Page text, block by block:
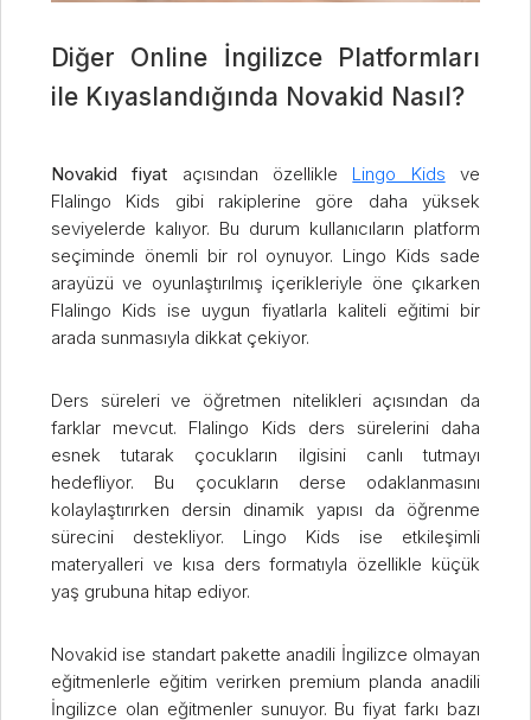
Diğer Online İngilizce Platformları
ile Kıyaslandığında Novakid Nasıl?
Novakid fiyat açısından özellikle Lingo Kids ve
Flalingo Kids gibi rakiplerine göre daha yüksek
seviyelerde kalıyor. Bu durum kullanıcıların platform
seçiminde önemli bir rol oynuyor. Lingo Kids sade
arayüzü ve oyunlaştırılmış içerikleriyle öne çıkarken
Flalingo Kids ise uygun fiyatlarla kaliteli eğitimi bir
arada sunmasıyla dikkat çekiyor.
Ders süreleri ve öğretmen nitelikleri açısından da
farklar mevcut. Flalingo Kids ders sürelerini daha
esnek tutarak çocukların ilgisini canlı tutmayı
hedefliyor. Bu çocukların derse odaklanmasını
kolaylaştırırken dersin dinamik yapısı da öğrenme
sürecini destekliyor. Lingo Kids ise etkileşimli
materyalleri ve kısa ders formatıyla özellikle küçük
yaş grubuna hitap ediyor.
Novakid ise standart pakette anadili İngilizce olmayan
eğitmenlerle eğitim verirken premium planda anadili
İngilizce olan eğitmenler sunuyor. Bu fiyat farkı bazı